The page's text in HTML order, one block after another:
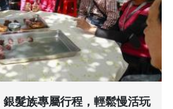
髮族專屬行程，輕鬆慢活玩